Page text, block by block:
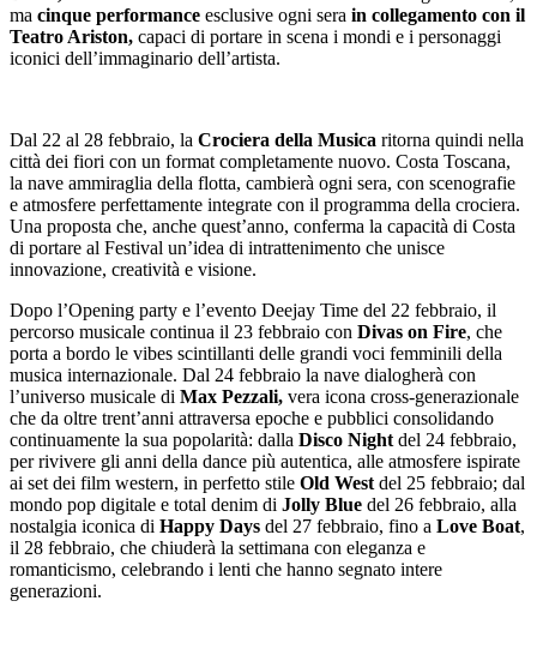
ma cinque performance esclusive ogni sera in collegamento con il
Teatro Ariston, capaci di portare in scena i mondi e i personaggi
iconici dell’immaginario dell’artista.
Dal 22 al 28 febbraio, la Crociera della Musica ritorna quindi nella
città dei fiori con un format completamente nuovo. Costa Toscana,
la nave ammiraglia della flotta, cambierà ogni sera, con scenografie
e atmosfere perfettamente integrate con il programma della crociera.
Una proposta che, anche quest’anno, conferma la capacità di Costa
di portare al Festival un’idea di intrattenimento che unisce
innovazione, creatività e visione.
Dopo l’Opening party e l’evento Deejay Time del 22 febbraio, il
percorso musicale continua il 23 febbraio con Divas on Fire, che
porta a bordo le vibes scintillanti delle grandi voci femminili della
musica internazionale. Dal 24 febbraio la nave dialogherà con
l’universo musicale di Max Pezzali, vera icona cross‑generazionale
che da oltre trent’anni attraversa epoche e pubblici consolidando
continuamente la sua popolarità: dalla Disco Night del 24 febbraio,
per rivivere gli anni della dance più autentica, alle atmosfere ispirate
ai set dei film western, in perfetto stile Old West del 25 febbraio; dal
mondo pop digitale e total denim di Jolly Blue del 26 febbraio, alla
nostalgia iconica di Happy Days del 27 febbraio, fino a Love Boat,
il 28 febbraio, che chiuderà la settimana con eleganza e
romanticismo, celebrando i lenti che hanno segnato intere
generazioni.